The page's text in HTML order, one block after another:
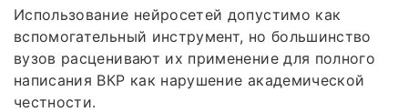
Использование нейросетей допустимо как
вспомогательный инструмент, но большинство
вузов расценивают их применение для полного
написания ВКР как нарушение академической
честности.